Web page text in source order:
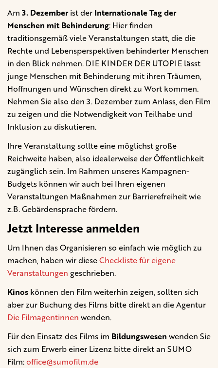
Am 3. Dezemberist der Internationale Tag der
Menschen mit Behinderung: Hier finden
traditionsgemäß viele Veranstaltungen statt, die die
Rechte und Lebensperspektiven behinderter Menschen
in den Blick nehmen. DIE KINDER DER UTOPIE lässt
junge Menschen mit Behinderung mit ihren Träumen,
Hoffnungen und Wünschen direkt zu Wort kommen.
Nehmen Sie also den 3. Dezember zum Anlass, den Film
zu zeigen und die Notwendigkeit von Teilhabe und
Inklusion zu diskutieren.
Ihre Veranstaltung sollte eine möglichst große
Reichweite haben, also idealerweise der Öffentlichkeit
zugänglich sein. Im Rahmen unseres Kampagnen-
Budgets können wir auch bei Ihren eigenen
Veranstaltungen Maßnahmen zur Barrierefreiheit wie
z.B. Gebärdensprache fördern.
Jetzt Interesse anmelden
Um Ihnen das Organisieren so einfach wie möglich zu
machen, haben wir dieseCheckliste für eigene
Veranstaltungen geschrieben.
Kinos können den Film weiterhin zeigen, sollten sich
aber zur Buchung des Films bitte direkt an die Agentur
Die Filmagentinnen wenden.
Für den Einsatz des Films im Bildungswesen wenden Sie
sich zum Erwerb einer Lizenz bitte direkt an SUMO
Film:office@sumofilm.de